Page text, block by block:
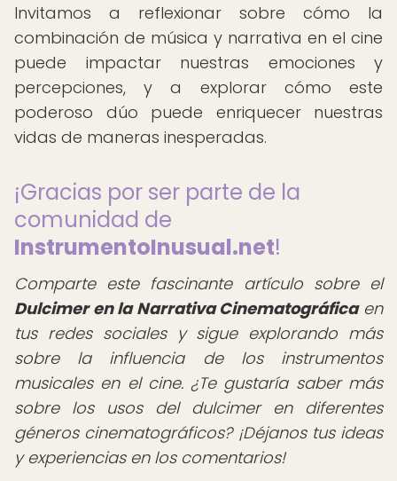
Invitamos a reflexionar sobre cómo la
combinación de música y narrativa en el cine
puede impactar nuestras emociones y
percepciones, y a explorar cómo este
poderoso dúo puede enriquecer nuestras
vidas de maneras inesperadas.
¡Gracias por ser parte de la
comunidad de
InstrumentoInusual.net!
Comparte este fascinante artículo sobre el
Dulcimer en la Narrativa Cinematográficaen
tus redes sociales y sigue explorando más
sobre la influencia de los instrumentos
musicales en el cine. ¿Te gustaría saber más
sobre los usos del dulcimer en diferentes
géneros cinematográficos? ¡Déjanos tus ideas
y experiencias en los comentarios!